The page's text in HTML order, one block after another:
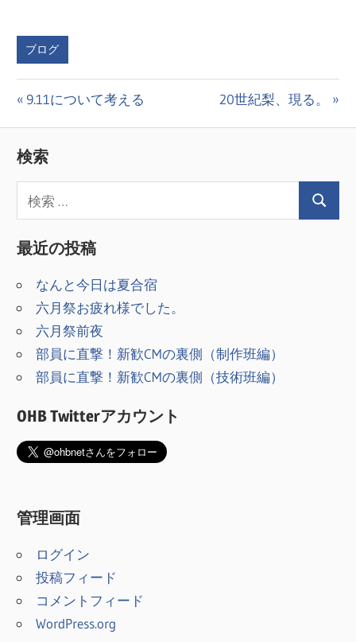
ブログ
投
稿
ナ
ビ
ゲ
ー
シ
ョ
ン
前
投
稿:
9.11について考える
次
20世紀梨、現る。
検索
最近の投稿
なんと今日は夏合宿
六月祭お疲れ様でした。
六月祭前夜
部員に直撃！新歓CMの裏側（制作班編）
部員に直撃！新歓CMの裏側（技術班編）
OHB Twitterアカウント
管理画面
ログイン
投稿フィード
コメントフィード
WordPress.org